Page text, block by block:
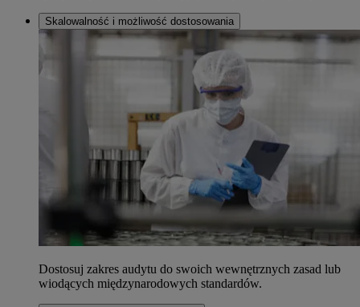
Skalowalność i możliwość dostosowania
Dostosuj zakres audytu do swoich wewnętrznych zasad lub
wiodących międzynarodowych standardów.